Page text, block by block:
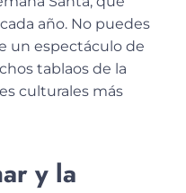
año. No puedes
un espectáculo de
tablaos de la
culturales más
y la